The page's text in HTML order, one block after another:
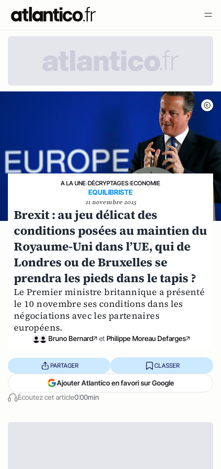
A LA UNE›DÉCRYPTAGES›ECONOMIE
EQUILIBRISTE
11 novembre 2015
Brexit : au jeu délicat des
conditions posées au maintien du
Royaume-Uni dans l’UE, qui de
Londres ou de Bruxelles se
prendra les pieds dans le tapis ?
Le Premier ministre britannique a présenté
le 10 novembre ses conditions dans les
négociations avec les partenaires
européens.
Bruno Bernard et Philippe Moreau Defarges
Écoutez cet article0:00min
PARTAGER CLASSER
Ajouter Atlantico en favori sur Google